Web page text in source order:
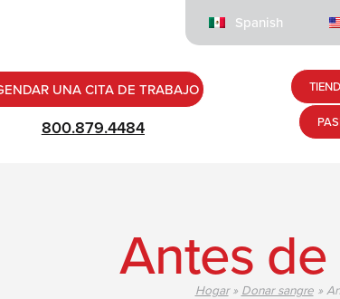
Spanish
UNA CITA DE TRABAJO
800.879.4484
Antes
Hogar» Donar sangre»